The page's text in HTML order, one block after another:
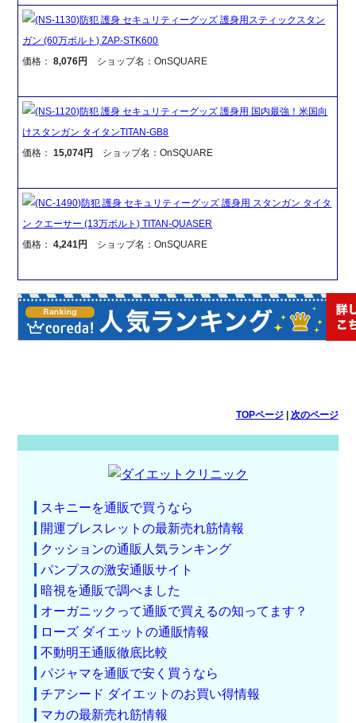
(NS-1130)防犯 護身 セキュリティーグッズ 護身用スティックスタン
ガン (60万ボルト) ZAP-STK600
価格：8,076円 ショップ名：OnSQUARE
(NS-1120)防犯 護身 セキュリティーグッズ 護身用 国内最強！米国向
けスタンガン タイタンTITAN-GB8
価格：15,074円 ショップ名：OnSQUARE
(NC-1490)防犯 護身 セキュリティーグッズ 護身用 スタンガン タイタ
ン クエーサー (13万ボルト) TITAN-QUASER
価格：4,241円 ショップ名：OnSQUARE
TOPページ| 次のページ
スキニーを通販で買うなら
開運ブレスレットの最新売れ筋情報
クッションの通販人気ランキング
パンプスの激安通販サイト
暗視を通販で調べました
オーガニックって通販で買えるの知ってます？
ローズ ダイエットの通販情報
不動明王通販徹底比較
パジャマを通販で安く買うなら
チアシード ダイエットのお買い得情報
マカの最新売れ筋情報